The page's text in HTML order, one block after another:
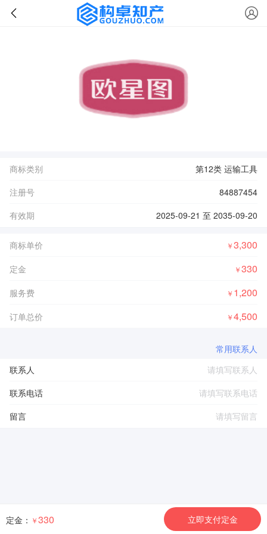
商标类别
第12类 运输工具
注册号
84887454
有效期
2025-09-21 至 2035-09-20
商标单价 ￥3,300
定金 ￥330
服务费 ￥ 1,200
订单总价 ￥4,500
常用联系人
联系人
联系电话
留言
定金： ￥330 立即支付定金